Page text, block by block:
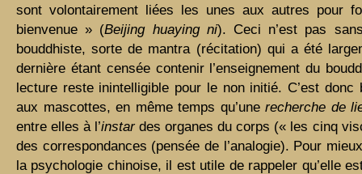
sont volontairement liées les unes aux autres pour
bienvenue » (Beijing huaying ni). Ceci n’est pas
bouddhiste, sorte de mantra (récitation) qui a été
dernière étant censée contenir l’enseignement du
lecture reste inintelligible pour le non initié. C’est
aux mascottes, en même temps qu’unerecherche de
entre elles à l’instardes organes du corps (« les cinq
des correspondances (pensée de l’analogie). Pour
la psychologie chinoise, il est utile de rappeler qu’elle